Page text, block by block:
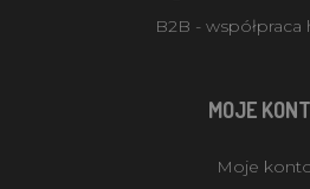
B2B - współpraca
MOJE
Moje